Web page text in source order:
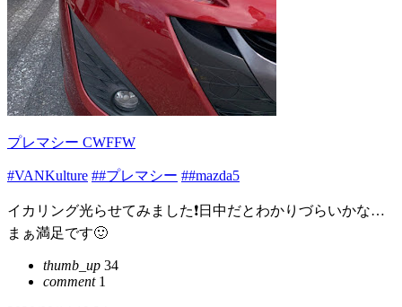
プレマシー CWFFW
#VANKulture ##プレマシー ##mazda5
イカリング光らせてみました❗日中だとわかりづらいかな…
まぁ満足です🙂
thumb_up 34
comment1